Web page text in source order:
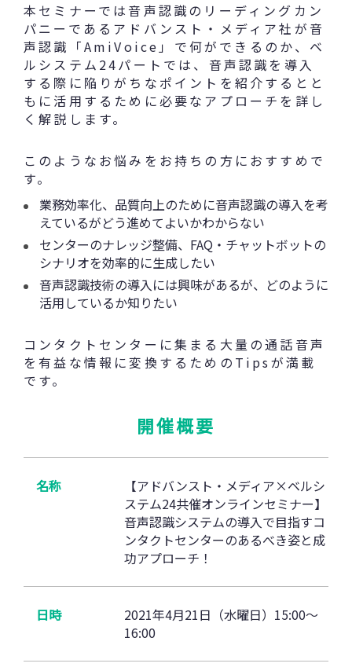
本セミナーでは音声認識のリーディングカン
パニーであるアドバンスト・メディア社が音
声認識「AmiVoice」で何ができるのか、ベ
ルシステム24パートでは、音声認識を導入
する際に陥りがちなポイントを紹介するとと
もに活用するために必要なアプローチを詳し
く解説します。
このようなお悩みをお持ちの方におすすめで
す。
業務効率化、品質向上のために音声認識の導入を考
えているがどう進めてよいかわからない
センターのナレッジ整備、FAQ・チャットボットの
シナリオを効率的に生成したい
音声認識技術の導入には興味があるが、どのように
活用しているか知りたい
コンタクトセンターに集まる大量の通話音声
を有益な情報に変換するためのTipsが満載
です。
開催概要
名称
【アドバンスト・メディア×ベルシ
ステム24共催オンラインセミナー】
音声認識システムの導入で目指すコ
ンタクトセンターのあるべき姿と成
功アプローチ！
日時
2021年4月21日（水曜日）15:00～
16:00